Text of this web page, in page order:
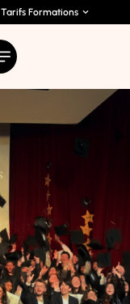
Tarifs Formations